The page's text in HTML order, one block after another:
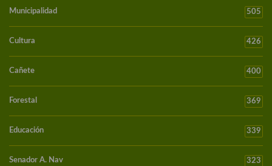
Municipalidad 505
Cultura 426
Cañete 400
Forestal 369
Educación 339
Senador A. Nav 323